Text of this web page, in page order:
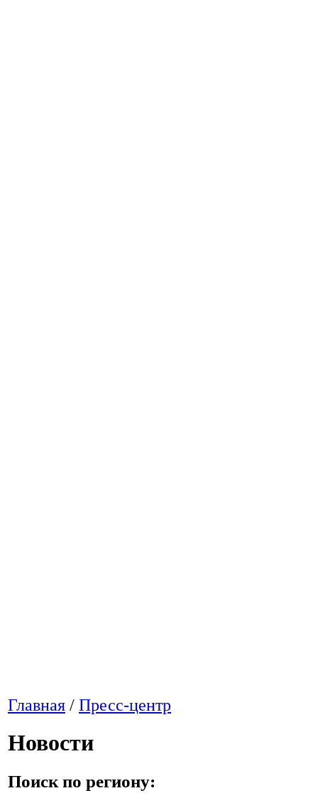
Главная / Пресс-центр
Новости
Поиск по региону: